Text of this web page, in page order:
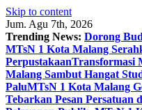
Skip to content
Jum. Agu 7th, 2026
Trending News: Dorong
MTsN 1 Kota Malang
PerpustakaanTransformasi
Malang Sambut Hangat
PaluMTsN 1 Kota Malang
Tebarkan Pesan Persatuan